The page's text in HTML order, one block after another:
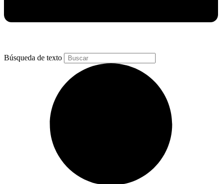
Búsqueda de texto